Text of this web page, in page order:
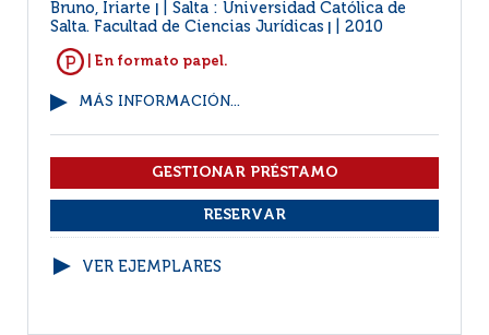
Bruno, Iriarte
Salta : Universidad Católica de
Salta. Facultad de Ciencias Jurídicas
2010
| En formato papel.
MÁS INFORMACIÓN...
VER EJEMPLARES